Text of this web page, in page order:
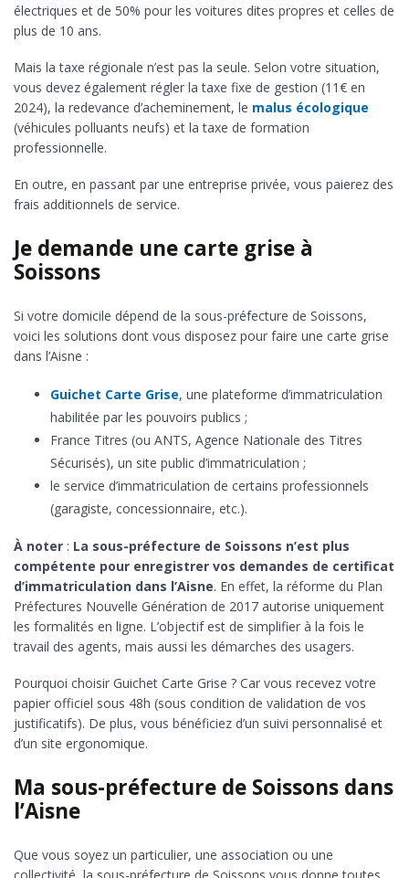
électriques et de 50% pour les voitures dites propres et celles de
plus de 10 ans.
Mais la taxe régionale n’est pas la seule. Selon votre situation,
vous devez également régler la taxe fixe de gestion (11€ en
2024), la redevance d’acheminement, le malus écologique
(véhicules polluants neufs) et la taxe de formation
professionnelle.
En outre, en passant par une entreprise privée, vous paierez des
frais additionnels de service.
Je demande une carte grise à
Soissons
Si votre domicile dépend de la sous-préfecture de Soissons,
voici les solutions dont vous disposez pour faire une carte grise
dans l’Aisne :
Guichet Carte Grise, une plateforme d’immatriculation
habilitée par les pouvoirs publics ;
France Titres (ou ANTS, Agence Nationale des Titres
Sécurisés), un site public d’immatriculation ;
le service d’immatriculation de certains professionnels
(garagiste, concessionnaire, etc.).
À noter : La sous-préfecture de Soissons n’est plus
compétente pour enregistrer vos demandes de certificat
d’immatriculation dans l’Aisne. En effet, la réforme du Plan
Préfectures Nouvelle Génération de 2017 autorise uniquement
les formalités en ligne. L’objectif est de simplifier à la fois le
travail des agents, mais aussi les démarches des usagers.
Pourquoi choisir Guichet Carte Grise ? Car vous recevez votre
papier officiel sous 48h (sous condition de validation de vos
justificatifs). De plus, vous bénéficiez d’un suivi personnalisé et
d’un site ergonomique.
Ma sous-préfecture de Soissons dans
l’Aisne
Que vous soyez un particulier, une association ou une